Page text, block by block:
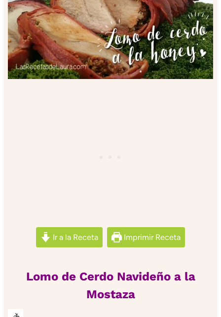
Ir a la Receta Imprimir Receta
Lomo de Cerdo Navideño a la
Mostaza